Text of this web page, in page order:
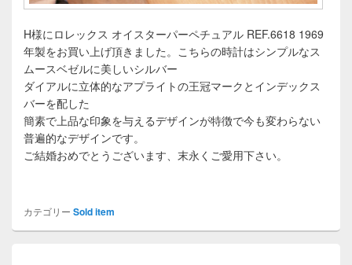
H様にロレックス オイスターパーペチュアル REF.6618 1969
年製をお買い上げ頂きました。こちらの時計はシンプルなス
ムースベゼルに美しいシルバー
ダイアルに立体的なアプライトの王冠マークとインデックス
バーを配した
簡素で上品な印象を与えるデザインが特徴で今も変わらない
普遍的なデザインです。
ご結婚おめでとうございます、末永くご愛用下さい。
カテゴリー Sold item